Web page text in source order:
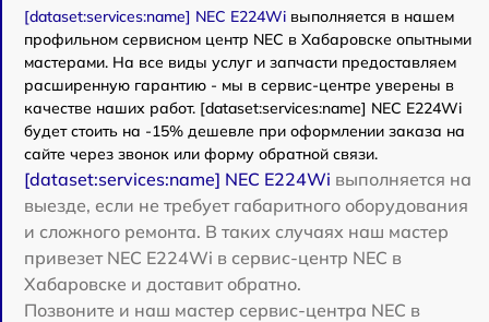
[dataset:services:name] NEC E224Wi выполняется в нашем
профильном сервисном центр NEC в Хабаровске опытными
мастерами. На все виды услуг и запчасти предоставляем
расширенную гарантию - мы в сервис-центре уверены в
качестве наших работ. [dataset:services:name] NEC E224Wi
будет стоить на -15% дешевле при оформлении заказа на
сайте через звонок или форму обратной связи.
[dataset:services:name] NEC E224Wi выполняется на
выезде, если не требует габаритного оборудования
и сложного ремонта. В таких случаях наш мастер
привезет NEC E224Wi в сервис-центр NEC в
Хабаровске и доставит обратно.
Позвоните и наш мастер сервис-центра NEC в